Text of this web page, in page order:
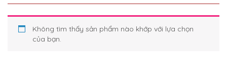
Không tìm thấy sản phẩm nào khớp với lựa chọn
của bạn.